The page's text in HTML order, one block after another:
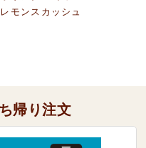
レモンスカッシュ
帰り注文